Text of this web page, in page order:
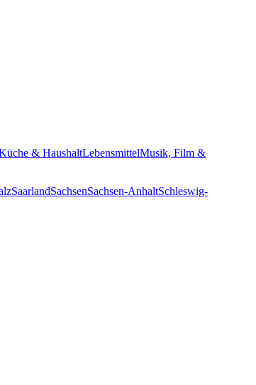
& HaushaltLebensmittelMusik, Film &
SaarlandSachsenSachsen-AnhaltSchleswig-